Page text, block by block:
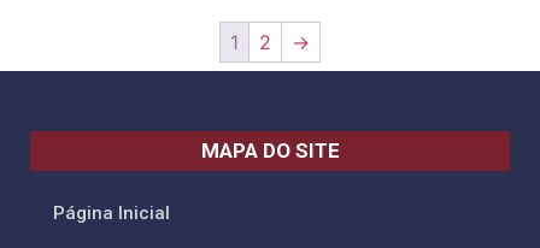
1 2 →
MAPA DO SITE
Página Inicial